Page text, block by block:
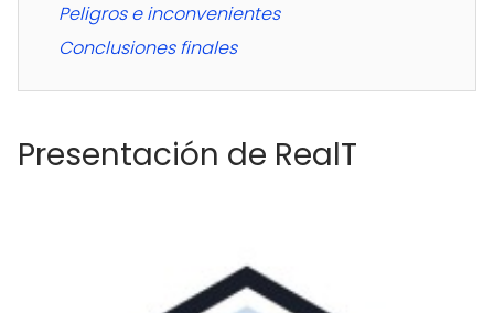
Peligros e inconvenientes
Conclusiones finales
Presentación de RealT